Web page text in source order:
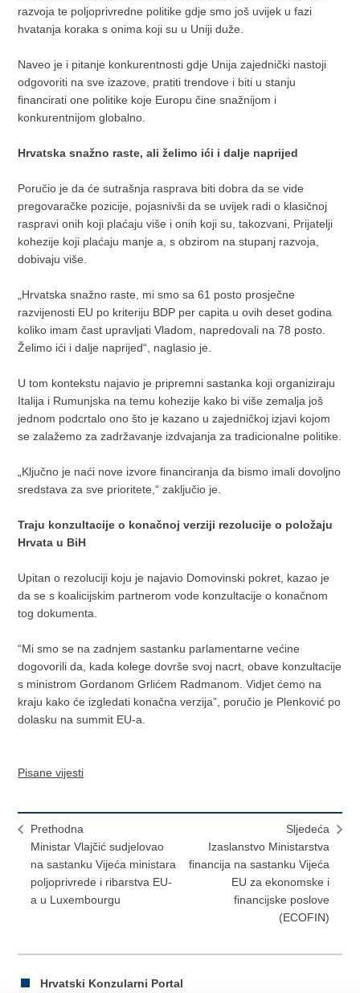
razvoja te poljoprivredne politike gdje smo još uvijek u fazi
hvatanja koraka s onima koji su u Uniji duže.
Naveo je i pitanje konkurentnosti gdje Unija zajednički nastoji
odgovoriti na sve izazove, pratiti trendove i biti u stanju
financirati one politike koje Europu čine snažnijom i
konkurentnijom globalno.
Hrvatska snažno raste, ali želimo ići i dalje naprijed
Poručio je da će sutrašnja rasprava biti dobra da se vide
pregovaračke pozicije, pojasnivši da se uvijek radi o klasičnoj
raspravi onih koji plaćaju više i onih koji su, takozvani, Prijatelji
kohezije koji plaćaju manje a, s obzirom na stupanj razvoja,
dobivaju više.
„Hrvatska snažno raste, mi smo sa 61 posto prosječne
razvijenosti EU po kriteriju BDP per capita u ovih deset godina
koliko imam čast upravljati Vladom, napredovali na 78 posto.
Želimo ići i dalje naprijed“, naglasio je.
U tom kontekstu najavio je pripremni sastanka koji organiziraju
Italija i Rumunjska na temu kohezije kako bi više zemalja još
jednom podcrtalo ono što je kazano u zajedničkoj izjavi kojom
se zalažemo za zadržavanje izdvajanja za tradicionalne politike.
„Ključno je naći nove izvore financiranja da bismo imali dovoljno
sredstava za sve prioritete,“ zaključio je.
Traju konzultacije o konačnoj verziji rezolucije o položaju
Hrvata u BiH
Upitan o rezoluciji koju je najavio Domovinski pokret, kazao je
da se s koalicijskim partnerom vode konzultacije o konačnom
tog dokumenta.
“Mi smo se na zadnjem sastanku parlamentarne većine
dogovorili da, kada kolege dovrše svoj nacrt, obave konzultacije
s ministrom Gordanom Grlićem Radmanom. Vidjet ćemo na
kraju kako će izgledati konačna verzija”, poručio je Plenković po
dolasku na summit EU-a.
Pisane vijesti
Prethodna
Ministar Vlajčić sudjelovao
na sastanku Vijeća ministara
poljoprivrede i ribarstva EU-
a u Luxembourgu
Sljedeća
Izaslanstvo Ministarstva
financija na sastanku Vijeća
EU za ekonomske i
financijske poslove
(ECOFIN)
Hrvatski Konzularni Portal